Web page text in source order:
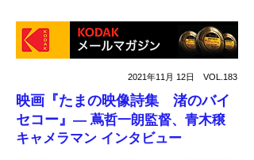
2021年11月 12日 VOL.183
映画『たまの映像詩集 渚のバイ
セコー』 ― 蔦哲一朗監督、青木穣
キャメラマン インタビュー